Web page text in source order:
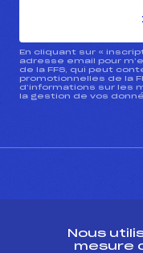
En cliquant sur «
adresse email pour
de la FFS, qui peut
promotionnelles de la
d’informations sur les
la gestion de vos
ESPACE PRESSE
Nous
mesure